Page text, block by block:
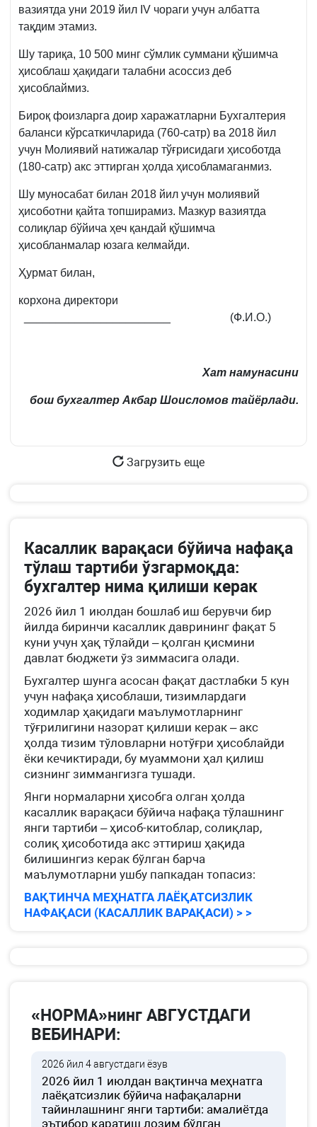
вазиятда уни 2019 йил IV чораги учун албатта
тақдим этамиз.
Шу тариқа, 10 500 минг сўмлик суммани қўшимча
ҳисоблаш ҳақидаги талабни асоссиз деб
ҳисоблаймиз.
Бироқ фоизларга доир харажатларни Бухгалтерия
баланси кўрсаткичларида (760-сатр) ва 2018 йил
учун Молиявий натижалар тўғрисидаги ҳисоботда
(180-сатр) акс эттирган ҳолда ҳисобламаганмиз.
Шу муносабат билан 2018 йил учун молиявий
ҳисоботни қайта топширамиз. Мазкур вазиятда
солиқлар бўйича ҳеч қандай қўшимча
ҳисобланмалар юзага келмайди.
Ҳурмат билан,
корхона директори
_______________________ (Ф.И.О.)
Хат намунасини
бош бухгалтер Акбар Шоисломов тайёрлади.
Загрузить еще
Касаллик варақаси бўйича нафақа
тўлаш тартиби ўзгармоқда:
бухгалтер нима қилиши керак
2026 йил 1 июлдан бошлаб иш берувчи бир
йилда биринчи касаллик даврининг фақат 5
куни учун ҳақ тўлайди – қолган қисмини
давлат бюджети ўз зиммасига олади.
Бухгалтер шунга асосан фақат дастлабки 5 кун
учун нафақа ҳисоблаши, тизимлардаги
ходимлар ҳақидаги маълумотларнинг
тўғрилигини назорат қилиши керак – акс
ҳолда тизим тўловларни нотўғри ҳисоблайди
ёки кечиктиради, бу муаммони ҳал қилиш
сизнинг зиммангизга тушади.
Янги нормаларни ҳисобга олган ҳолда
касаллик варақаси бўйича нафақа тўлашнинг
янги тартиби – ҳисоб-китоблар, солиқлар,
солиқ ҳисоботида акс эттириш ҳақида
билишингиз керак бўлган барча
маълумотларни ушбу папкадан топасиз:
ВАҚТИНЧА МЕҲНАТГА ЛАЁҚАТСИЗЛИК
НАФАҚАСИ (КАСАЛЛИК ВАРАҚАСИ) > >
«НОРМА»нинг АВГУСТДАГИ
ВЕБИНАРИ:
2026 йил 4 августдаги ёзув
2026 йил 1 июлдан вақтинча меҳнатга
лаёқатсизлик бўйича нафақаларни
тайинлашнинг янги тартиби: амалиётда
эътибор қаратиш лозим бўлган